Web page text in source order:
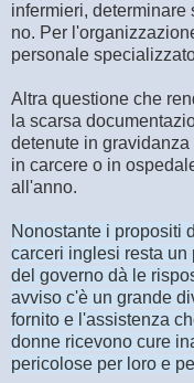
infermieri,
no. Per
personale
Altra questione che
la scarsa
detenute in
in carcere o in
all'anno.
Nonostante i propositi
carceri inglesi resta un
del governo dà le
avviso c'è un grande
fornito e l'assistenza
donne ricevono cure
pericolose per loro e